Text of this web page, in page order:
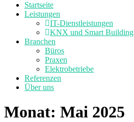
Startseite
Leistungen
IT-Dienstleistungen
KNX und Smart Building
Branchen
Büros
Praxen
Elektrobetriebe
Referenzen
Über uns
Monat: Mai 2025